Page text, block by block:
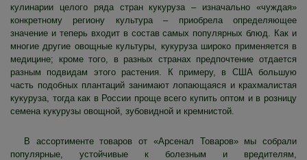
кулинарии целого ряда стран кукуруза – изначально «чуждая»
конкретному региону культура – приобрела определяющее
значение и теперь входит в состав самых популярных блюд. Как и
многие другие овощные культуры, кукуруза широко применяется в
медицине; кроме того, в разных странах предпочтение отдается
разным подвидам этого растения. К примеру, в США большую
часть подобных плантаций занимают лопающаяся и крахмалистая
кукуруза, тогда как в России проще всего купить оптом и в розницу
семена кукурузы овощной, зубовидной и кремнистой.
В ассортименте товаров от «Арсенал Товаров» мы собрали
популярные, устойчивые к болезным и вредителям,